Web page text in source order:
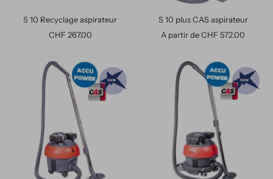
S 10 Recyclage aspirateur
Prix
vente
CHF 267.00
S 10 plus CAS aspirateur
Prix
A partir de CHF 572.00